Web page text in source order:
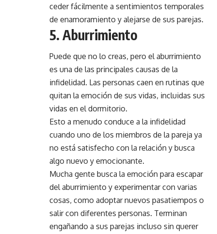
ceder fácilmente a sentimientos temporales
de enamoramiento y alejarse de sus parejas.
5. Aburrimiento
Puede que no lo creas, pero el aburrimiento
es una de las principales causas de la
infidelidad. Las personas caen en rutinas que
quitan la emoción de sus vidas, incluidas sus
vidas en el dormitorio.
Esto a menudo conduce a la infidelidad
cuando uno de los miembros de la pareja ya
no está satisfecho con la relación y busca
algo nuevo y emocionante.
Mucha gente busca la emoción para escapar
del aburrimiento y experimentar con varias
cosas, como adoptar nuevos pasatiempos o
salir con diferentes personas. Terminan
engañando a sus parejas incluso sin querer